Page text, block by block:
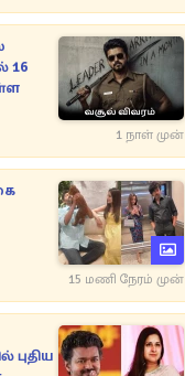
16
1 நாள் முன்
15 மணி நேரம் முன்
புதிய